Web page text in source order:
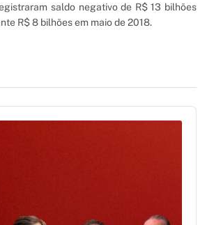
saldo negativo de R$ 13 bilhões
R$ 8 bilhões em maio de 2018.